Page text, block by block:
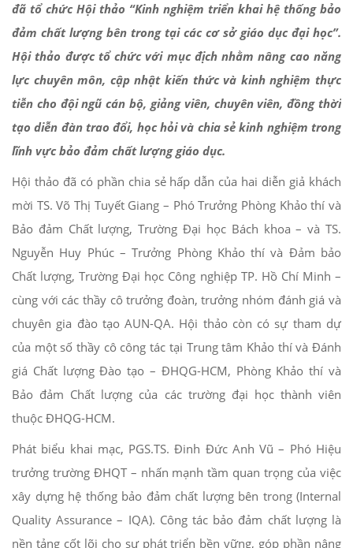
đã tổ chức Hội thảo “Kinh nghiệm triển khai hệ thống bảo
đảm chất lượng bên trong tại các cơ sở giáo dục đại học”.
Hội thảo được tổ chức với mục địch nhằm nâng cao năng
lực chuyên môn, cập nhật kiến thức và kinh nghiệm thực
tiễn cho đội ngũ cán bộ, giảng viên, chuyên viên, đồng thời
tạo diễn đàn trao đổi, học hỏi và chia sẻ kinh nghiệm trong
lĩnh vực bảo đảm chất lượng giáo dục.
Hội thảo đã có phần chia sẻ hấp dẫn của hai diễn giả khách
mời TS. Võ Thị Tuyết Giang – Phó Trưởng Phòng Khảo thí và
Bảo đảm Chất lượng, Trường Đại học Bách khoa – và TS.
Nguyễn Huy Phúc – Trưởng Phòng Khảo thí và Đảm bảo
Chất lượng, Trường Đại học Công nghiệp TP. Hồ Chí Minh –
cùng với các thầy cô trưởng đoàn, trưởng nhóm đánh giá và
chuyên gia đào tạo AUN-QA. Hội thảo còn có sự tham dự
của một số thầy cô công tác tại Trung tâm Khảo thí và Đánh
giá Chất lượng Đào tạo – ĐHQG-HCM, Phòng Khảo thí và
Bảo đảm Chất lượng của các trường đại học thành viên
thuộc ĐHQG-HCM.
Phát biểu khai mạc, PGS.TS. Đinh Đức Anh Vũ – Phó Hiệu
trưởng trường ĐHQT – nhấn mạnh tầm quan trọng của việc
xây dựng hệ thống bảo đảm chất lượng bên trong (Internal
Quality Assurance – IQA). Công tác bảo đảm chất lượng là
nền tảng cốt lõi cho sự phát triển bền vững, góp phần nâng